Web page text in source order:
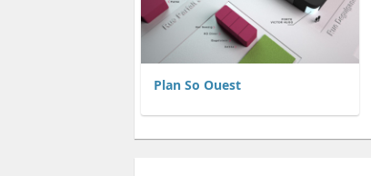
Plan So Ouest